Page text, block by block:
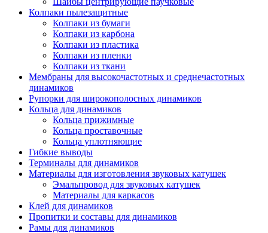
Колпаки пылезащитные
Колпаки из бумаги
Колпаки из карбона
Колпаки из пластика
Колпаки из пленки
Колпаки из ткани
Мембраны для высокочастотных и среднечастотных
динамиков
Рупорки для широкополосных динамиков
Кольца для динамиков
Кольца прижимные
Кольца проставочные
Кольца уплотняющие
Гибкие выводы
Терминалы для динамиков
Материалы для изготовления звуковых катушек
Эмальпровод для звуковых катушек
Материалы для каркасов
Клей для динамиков
Пропитки и составы для динамиков
Рамы для динамиков